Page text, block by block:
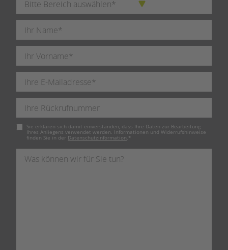
Pflichtfeld
Sie erklären sich damit einverstanden, dass Ihre Daten zur Bearbeitung
Ihres Anliegens verwendet werden. Informationen und Widerrufshinweise
finden Sie in der Datenschutzinformation. *